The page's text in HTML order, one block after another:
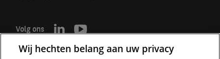
Volg ons
Wij hechten belang aan uw privacy